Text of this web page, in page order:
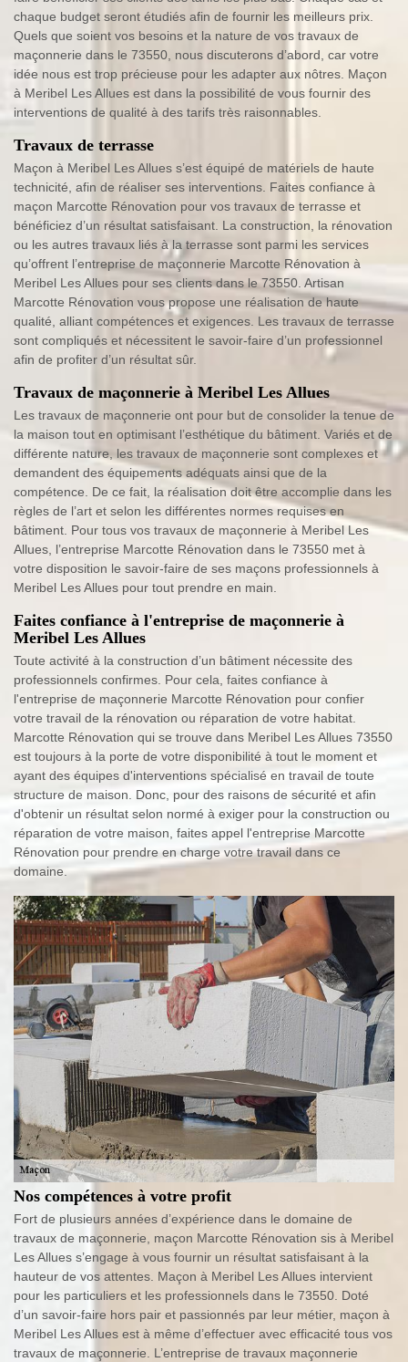
chaque budget seront étudiés afin de fournir les meilleurs prix.
Quels que soient vos besoins et la nature de vos travaux de
maçonnerie dans le 73550, nous discuterons d’abord, car votre
idée nous est trop précieuse pour les adapter aux nôtres. Maçon
à Meribel Les Allues est dans la possibilité de vous fournir des
interventions de qualité à des tarifs très raisonnables.
Travaux de terrasse
Maçon à Meribel Les Allues s’est équipé de matériels de haute
technicité, afin de réaliser ses interventions. Faites confiance à
maçon Marcotte Rénovation pour vos travaux de terrasse et
bénéficiez d’un résultat satisfaisant. La construction, la rénovation
ou les autres travaux liés à la terrasse sont parmi les services
qu’offrent l’entreprise de maçonnerie Marcotte Rénovation à
Meribel Les Allues pour ses clients dans le 73550. Artisan
Marcotte Rénovation vous propose une réalisation de haute
qualité, alliant compétences et exigences. Les travaux de terrasse
sont compliqués et nécessitent le savoir-faire d’un professionnel
afin de profiter d’un résultat sûr.
Travaux de maçonnerie à Meribel Les Allues
Les travaux de maçonnerie ont pour but de consolider la tenue de
la maison tout en optimisant l’esthétique du bâtiment. Variés et de
différente nature, les travaux de maçonnerie sont complexes et
demandent des équipements adéquats ainsi que de la
compétence. De ce fait, la réalisation doit être accomplie dans les
règles de l’art et selon les différentes normes requises en
bâtiment. Pour tous vos travaux de maçonnerie à Meribel Les
Allues, l’entreprise Marcotte Rénovation dans le 73550 met à
votre disposition le savoir-faire de ses maçons professionnels à
Meribel Les Allues pour tout prendre en main.
Faites confiance à l'entreprise de maçonnerie à
Meribel Les Allues
Toute activité à la construction d’un bâtiment nécessite des
professionnels confirmes. Pour cela, faites confiance à
l'entreprise de maçonnerie Marcotte Rénovation pour confier
votre travail de la rénovation ou réparation de votre habitat.
Marcotte Rénovation qui se trouve dans Meribel Les Allues 73550
est toujours à la porte de votre disponibilité à tout le moment et
ayant des équipes d'interventions spécialisé en travail de toute
structure de maison. Donc, pour des raisons de sécurité et afin
d'obtenir un résultat selon normé à exiger pour la construction ou
réparation de votre maison, faites appel l'entreprise Marcotte
Rénovation pour prendre en charge votre travail dans ce
domaine.
Nos compétences à votre profit
Fort de plusieurs années d’expérience dans le domaine de
travaux de maçonnerie, maçon Marcotte Rénovation sis à Meribel
Les Allues s’engage à vous fournir un résultat satisfaisant à la
hauteur de vos attentes. Maçon à Meribel Les Allues intervient
pour les particuliers et les professionnels dans le 73550. Doté
d’un savoir-faire hors pair et passionnés par leur métier, maçon à
Meribel Les Allues est à même d’effectuer avec efficacité tous vos
travaux de maçonnerie. L’entreprise de travaux maçonnerie